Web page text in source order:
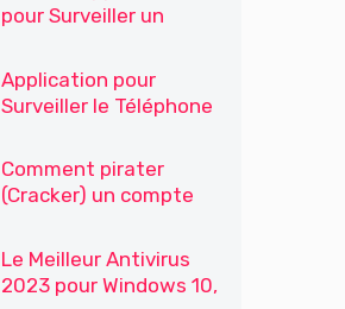
pour Surveiller un
Application pour
Surveiller le Téléphone
Enfants
Comment pirater
(Cracker) un compte
Le Meilleur Antivirus
2023 pour Windows 10,